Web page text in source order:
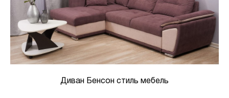
Диван Бенсон стиль мебель